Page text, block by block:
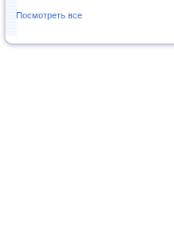
Посмотреть все